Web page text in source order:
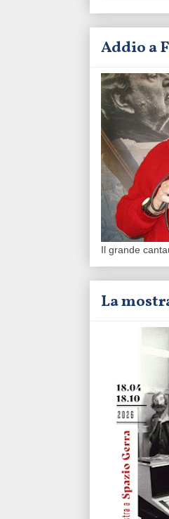
Addio a
Il grande
La